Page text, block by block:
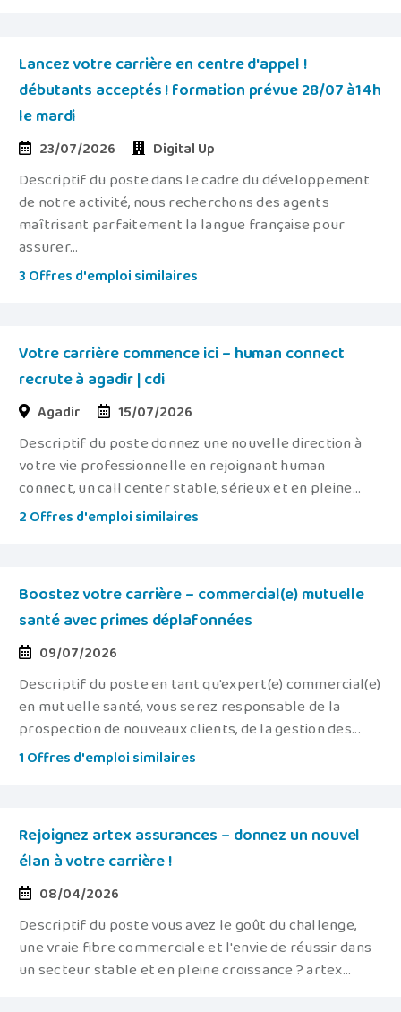
Lancez votre carrière en centre d'appel !
débutants acceptés ! formation prévue 28/07 à14h
le mardi
23/07/2026 Digital Up
Descriptif du poste dans le cadre du développement
de notre activité, nous recherchons des agents
maîtrisant parfaitement la langue française pour
assurer...
3 Offres d'emploi similaires
Votre carrière commence ici – human connect
recrute à agadir | cdi
Agadir 15/07/2026
Descriptif du poste donnez une nouvelle direction à
votre vie professionnelle en rejoignant human
connect, un call center stable, sérieux et en pleine...
2 Offres d'emploi similaires
Boostez votre carrière – commercial(e) mutuelle
santé avec primes déplafonnées
09/07/2026
Descriptif du poste en tant qu'expert(e) commercial(e)
en mutuelle santé, vous serez responsable de la
prospection de nouveaux clients, de la gestion des...
1 Offres d'emploi similaires
Rejoignez artex assurances – donnez un nouvel
élan à votre carrière !
08/04/2026
Descriptif du poste vous avez le goût du challenge,
une vraie fibre commerciale et l'envie de réussir dans
un secteur stable et en pleine croissance ? artex...